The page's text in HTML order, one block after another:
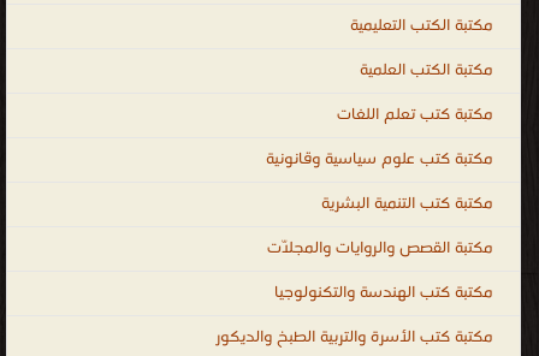
مكتبة الكتب التعليمية
مكتبة الكتب العلمية
مكتبة كتب تعلم اللغات
مكتبة كتب علوم سياسية وقانونية
مكتبة كتب التنمية البشرية
مكتبة القصص والروايات والمجلّات
مكتبة كتب الهندسة والتكنولوجيا
مكتبة كتب الأسرة والتربية الطبخ والديكور